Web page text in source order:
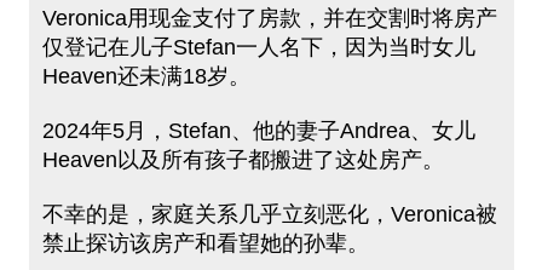
Veronica用现金支付了房款，并在交割时将房产
仅登记在儿子Stefan一人名下，因为当时女儿
Heaven还未满18岁。
2024年5月，Stefan、他的妻子Andrea、女儿
Heaven以及所有孩子都搬进了这处房产。
不幸的是，家庭关系几乎立刻恶化，Veronica被
禁止探访该房产和看望她的孙辈。